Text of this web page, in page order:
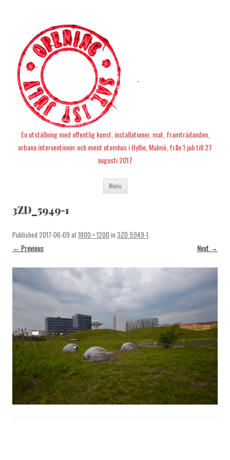
En utställning med offentlig konst, installationer, mat, framträdanden,
urbana interventioner och event utomhus i Hyllie, Malmö, från 1 juli till 27
augusti 2017
Menu Skip
content
3ZD_5949-1
Published 2017-06-09 at1800 × 1200 in 3ZD_5949-1.
← Previous Next →